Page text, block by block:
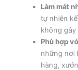
Làm mát
tự nhiên
không gây
Phù hợp
những nơi
hàng,